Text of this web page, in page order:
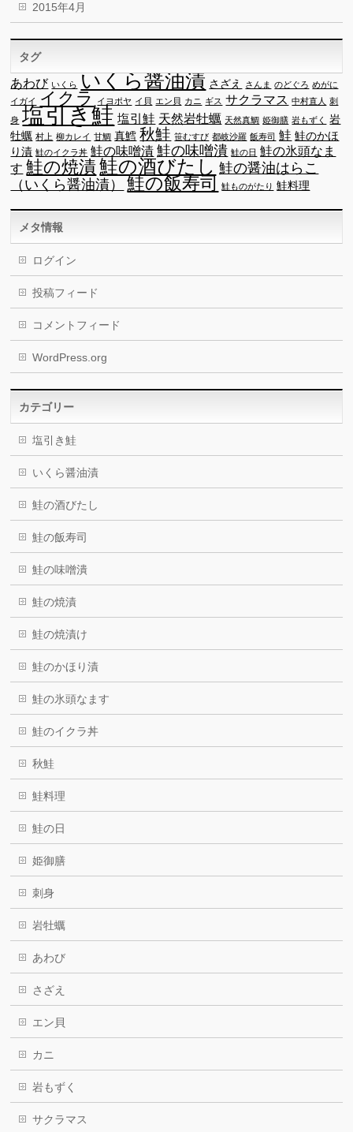
2015年4月
タグ
あわび いくら いくら醤油漬 さざえ さんま のどぐろ めがに
イガイ
イクラ イヨポヤ イ貝 エン貝 カニ ギス サクラマス 中村直人
刺
身 塩引き鮭 塩引鮭 天然岩牡蠣 天然真鯛 姫御膳 岩もずく
岩
牡蠣 村上 柳カレイ 甘鯛 真鱈 秋鮭 笹むすび 都岐沙羅 飯寿司 鮭 鮭のかほ
り漬 鮭のイクラ丼 鮭の味噌漬 鮭の味噌潰 鮭の日 鮭の氷頭なま
す 鮭の焼漬鮭の酒びたし 鮭の醤油はらこ
（いくら醤油漬）
鮭の飯寿司 鮭ものがたり 鮭料理
メタ情報
ログイン
投稿フィード
コメントフィード
WordPress.org
カテゴリー
塩引き鮭
いくら醤油漬
鮭の酒びたし
鮭の飯寿司
鮭の味噌潰
鮭の焼漬
鮭の焼漬け
鮭のかほり漬
鮭の氷頭なます
鮭のイクラ丼
秋鮭
鮭料理
鮭の日
姫御膳
刺身
岩牡蠣
あわび
さざえ
エン貝
カニ
岩もずく
サクラマス